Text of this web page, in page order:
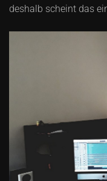
deshalb scheint das